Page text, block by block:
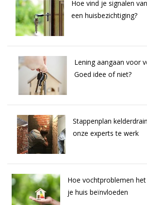
Hoe vind je signalen
een huisbezichtiging?
Lening aangaan voor
Goed idee of niet?
Stappenplan
onze experts te werk
Hoe vochtproblemen
je huis beïnvloeden